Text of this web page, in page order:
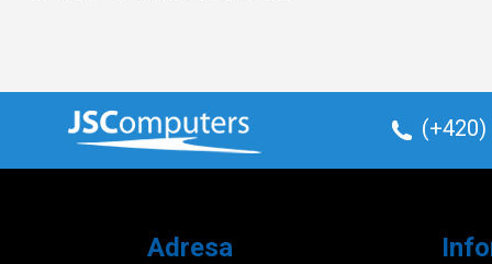
(+420)
Adresa